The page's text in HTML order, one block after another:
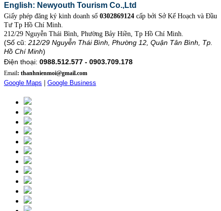
English: Newyouth Tourism Co.,Ltd
Giấy phép đăng ký kinh doanh số 0302869124 cấp bởi Sở Kế Hoạch và Đầu
Tư Tp Hồ Chí Minh.
212/29 Nguyễn Thái Bình, Phường Bảy Hiền, Tp Hồ Chí Minh.
(Số cũ: 212/29 Nguyễn Thái Bình, Phường 12, Quận Tân Bình, Tp.
Hồ Chí Minh)
Điện thoại: 0988.512.577 - 0903.709.178
Email: thanhnienmoi@gmail.com
Google Maps | Google Business